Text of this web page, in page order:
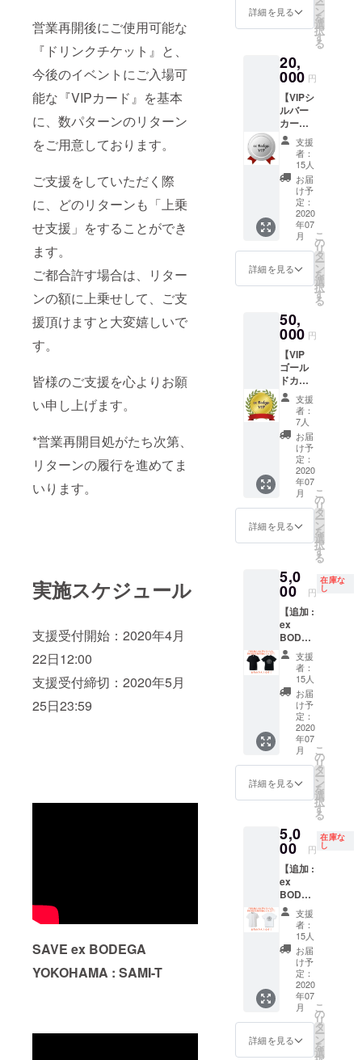
営業再開後にご使用可能な
『ドリンクチケット』と、
今後のイベントにご入場可
能な『VIPカード』を基本
に、数パターンのリターン
をご用意しております。
ご支援をしていただく際
に、どのリターンも「上乗
せ支援」をすることができ
ます。
ご都合許す場合は、リター
ンの額に上乗せして、ご支
援頂けますと大変嬉しいで
す。
皆様のご支援を心よりお願
い申し上げます。
*営業再開目処がたち次第、
リターンの履行を進めてま
いります。
実施スケジュール
支援受付開始：2020年4月
22日12:00
支援受付締切：2020年5月
25日23:59
SAVE ex BODEGA
YOKOHAMA : SAMI-T
期間と
させて
す。 (店
頭にて
お受け
渡しの
場合は
ご本人
様確認
をさせ
て頂き
ます) *
ご支援
をして
いただ
く際に
『上乗
援』を
するこ
きま
す。 ご
都合許
す場合
は、リ
ターン
の額に
上乗せ
して、
ご支援
頂けま
すと大
変あり
がたい
です。
店舗で
可能で
すの
で、支
援時に
プルダ
ウンで
お選び
くださ
い。 *店
舗での
受け取
りは、
営業再
開して
から2ヶ
受け取
り受付
いただ
きま
す。 (店
頭にて
お受け
渡しの
場合は
ご本人
様確認
をさせ
て頂き
ます) *
ご支援
をして
『上乗
せ支
とがで
きま
す。 ご
都合許
す場合
は、リ
ターン
の額に
上乗せ
して、
ご支援
頂けま
すと大
変あり
がたい
ちいた
だけ
ベント
に入場
できる
権利で
す。 *有
効期
限：VIP
カード
がお手
元に届
いてか
ら6ヶ月
間 *混雑
が予想
される
イベン
トの場
けさせ
ていた
とがあ
りま
す。あ
らかじ
めご了
承くだ
さい。 *
貸切イ
ベント
時など
入場頂
けない
場合も
ござい
了承く
ださ
い。
*VIP
カード
を紛失
された
場合の
再発行
はござ
いませ
ん。 *ご
入場時
のドリ
ンク代
頂きま
す。 *リ
け取り
は、郵
送もし
くは店
舗での
受け取
りの選
択が可
能です
ので、
支援時
にプル
ダウン
でお選
(受取期
間は営
詳細を見る ー
ン
を
選
択
す
る
20,
000 円
【VIPシ
ルバー
カード
(1年間
コー
ス)】 営
業再開
後1年
間、ご
来場時
にVIP
カード
をお持
ちいた
だけ
ベント
に入場
できる
権利で
す。 *有
効期
限：VIP
カード
がお手
元に届
いてか
ら1年間
*混雑が
予想さ
れるイ
ベント
の場合
させて
いただ
があり
ます。
あらか
じめご
了承く
ださ
い。 *貸
切イベ
ント時
など入
場頂け
ない場
合もご
ざいま
承くだ
さい。
*VIP
カード
を紛失
された
場合の
再発行
はござ
いませ
ん。 *ご
入場時
のドリ
ンク代
は別途
す。 *リ
ターン
支援
者：
15人
お届
け予
定：
2020
年07
月
詳細を見る
こ
の
リ
タ
ー
ン
を
選
択
す
る
50,
000 円
【VIP
ゴール
ドカー
ド(1年
間コー
ス)】 営
業再開
後1年
間、ご
来場時
にVIP
カード
をお持
ちいた
だけ
ベント
に入場
できる
権利
に、オ
リジナ
ル
ショッ
トグラ
ス、ダ
ウン
ロード
コード
（レ
ギュ
ラーイ
ベント
ナル
MIX）が
になり
ます。 *
有効期
限：VIP
カード
がお手
元に届
いてか
ら1年間
*混雑が
予想さ
れるイ
ベント
の場合
支援
者：
7人
お届
け予
定：
2020
年07
月
詳細を見る
こ
の
リ
タ
ー
ン
を
選
択
す
る
5,0
00 円
在庫な
し
【追加 :
ex
BODEG
A 支援
オリジ
ナルT
シャツ
（黒）
+ドリン
クチ
ケット2
枚】 予
想を超
える反
響を頂
定枚数
を追加
いたし
まし
た。 レ
ディー
スサイ
ズから
XXLサ
イズま
で幅広
くご用
意致し
まし
た。 ex
BODEG
Aで使用
支援
者：
15人
お届
け予
定：
2020
年07
月
詳細を見る
こ
の
リ
タ
ー
ン
を
選
択
す
る
5,0
00 円
在庫な
し
【追加 :
ex
BODEG
A 支援
オリジ
ナルT
シャツ
（白）
+ドリン
クチ
ケット2
枚】 予
想を超
える反
響を頂
支援
者：
15人
お届
け予
定：
2020
年07
月
詳細を見る
こ
の
リ
タ
ー
ン
を
選